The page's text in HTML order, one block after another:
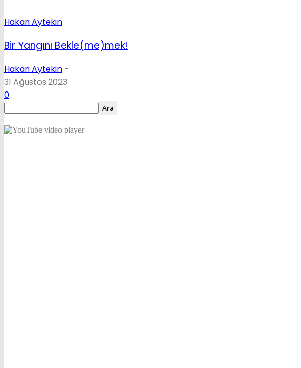
Hakan Aytekin
Bir Yangını Bekle(me)mek!
Hakan Aytekin -
31 Ağustos 2023
0